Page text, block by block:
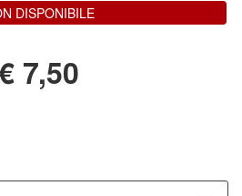
DISPONIBILE
7,50